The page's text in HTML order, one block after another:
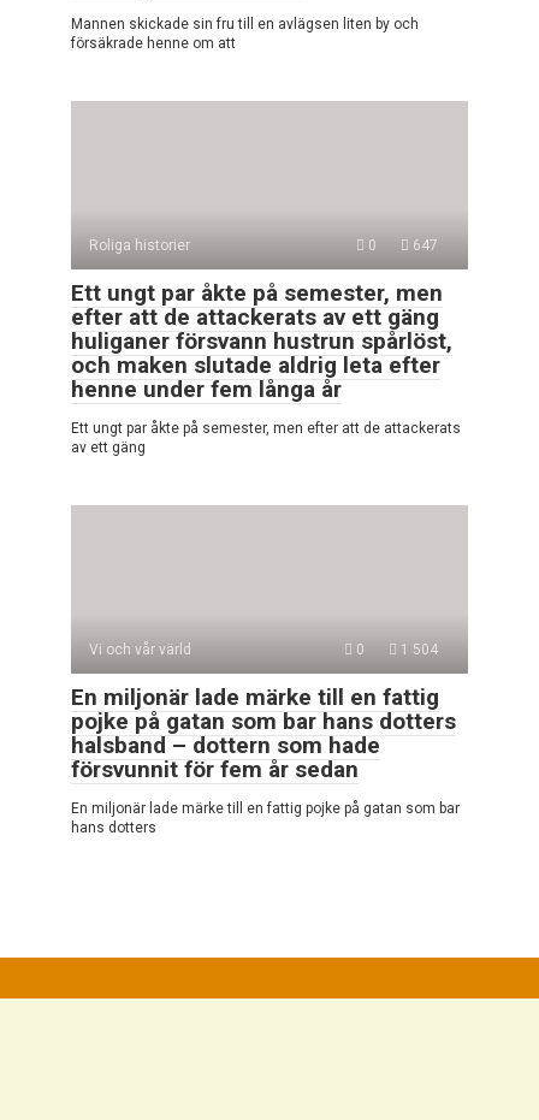
Mannen skickade sin fru till en avlägsen liten by och
försäkrade henne om att
Roliga historier 0 647
Ett ungt par åkte på semester, men
efter att de attackerats av ett gäng
huliganer försvann hustrun spårlöst,
och maken slutade aldrig leta efter
henne under fem långa år
Ett ungt par åkte på semester, men efter att de attackerats
av ett gäng
Vi och vår värld 0 1 504
En miljonär lade märke till en fattig
pojke på gatan som bar hans dotters
halsband – dottern som hade
försvunnit för fem år sedan
En miljonär lade märke till en fattig pojke på gatan som bar
hans dotters